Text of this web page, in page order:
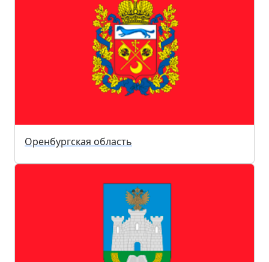
Оренбургская область